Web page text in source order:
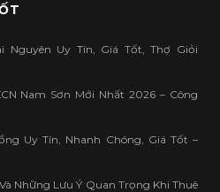
Nguyên Uy Tín, Giá Tốt, Thợ Giỏi
Nam Sơn Mới Nhất 2026 – Công
Uy Tín, Nhanh Chóng, Giá Tốt –
Những Lưu Ý Quan Trọng Khi Thuê